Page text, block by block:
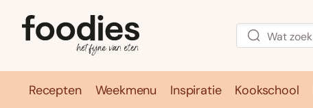
Recepten Weekmenu Inspiratie Kookschool